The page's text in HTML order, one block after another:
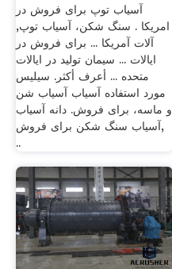
آسیاب توپ برای فروش در
امریکا . سنگ شکن، آسیاب توپ,
آلات آمریکا ... برای فروش در
ایالات ... سیمان تولید در ایالات
متحده ... أعرف أكثر. سیلیس
مورد استفاده آسیاب آسیاب شن
و ماسه، برای فروش. دانه آسیاب
آسیاب سنگ شکن برای فروش,
..